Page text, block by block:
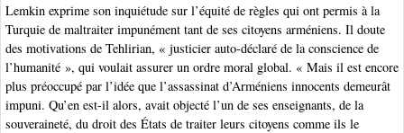
Lemkin exprime son inquiétude sur l’équité de règles qui ont permis à la
Turquie de maltraiter impunément tant de ses citoyens arméniens. Il doute
des motivations de Tehlirian, « justicier auto-déclaré de la conscience de
l’humanité », qui voulait assurer un ordre moral global. « Mais il est encore
plus préoccupé par l’idée que l’assassinat d’Arméniens innocents demeurât
impuni. Qu’en est-il alors, avait objecté l’un de ses enseignants, de la
souveraineté, du droit des États de traiter leurs citoyens comme ils le